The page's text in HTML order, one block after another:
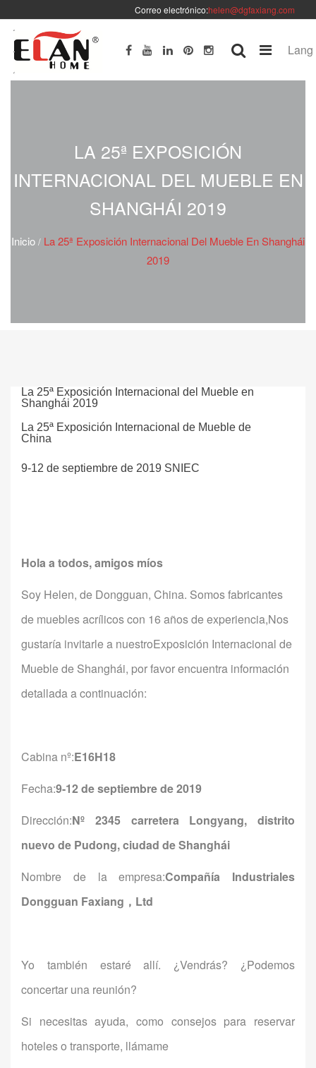
Correo electrónico:helen@dgfaxiang.com
Lang
LA 25ª EXPOSICIÓN
INTERNACIONAL DEL MUEBLE EN
SHANGHÁI 2019
Inicio / La 25ª Exposición Internacional Del Mueble En Shanghái
2019
La 25ª Exposición Internacional del Mueble en
Shanghái 2019
La 25ª Exposición Internacional de Mueble de
China
9-12 de septiembre de 2019 SNIEC
Hola a todos, amigos míos
Soy Helen, de Dongguan, China. Somos fabricantes
de muebles acrílicos con 16 años de experiencia,Nos
gustaría invitarle a nuestroExposición Internacional de
Mueble de Shanghái, por favor encuentra información
detallada a continuación:
Cabina nº:E16H18
Fecha:9-12 de septiembre de 2019
Dirección:Nº 2345 carretera Longyang, distrito
nuevo de Pudong, ciudad de Shanghái
Nombre de la empresa:Compañía Industriales
Dongguan Faxiang ， Ltd
Yo también estaré allí. ¿Vendrás? ¿Podemos
concertar una reunión?
Si necesitas ayuda, como consejos para reservar
hoteles o transporte, llámame